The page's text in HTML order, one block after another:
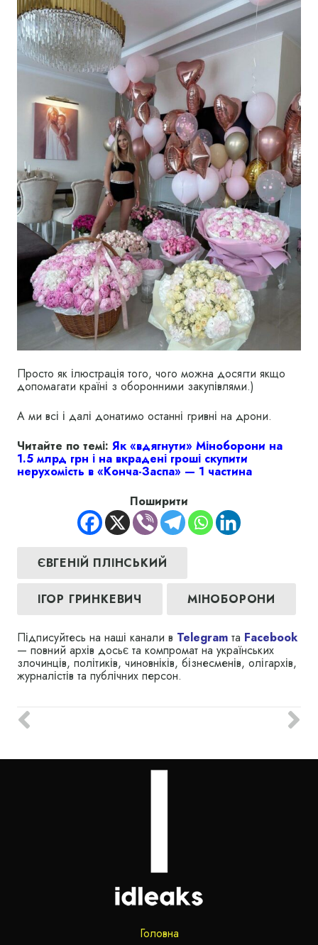
Просто як ілюстрація того, чого можна досягти якщо
допомагати країні з оборонними закупівлями.)
А ми всі і далі донатимо останні гривні на дрони.
Читайте по темі: Як «вдягнути» Міноборони на
1.5 млрд грн і на вкрадені гроші скупити
нерухомість в «Конча-Заспа» — 1 частина
Поширити
ЄВГЕНІЙ ПЛІНСЬКИЙ
ІГОР ГРИНКЕВИЧ МІНОБОРОНИ
Підписуйтесь на наші канали в Telegram та Facebook
— повний архів досьє та компромат на українських
злочинців, політиків, чиновніків, бізнесменів, олігархів,
журналістів та публічних персон.
Головна